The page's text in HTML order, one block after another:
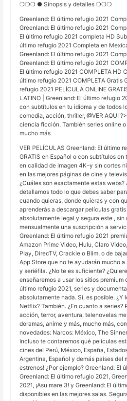
❍❍❍ ● Sinopsis y detalles ❍❍❍
Greenland: El último refugio 2021
Greenland: El último refugio 2021
El último refugio 2021 completa HD
último refugio 2021 Completa en
Greenland: El último refugio 2021
Greenland: El último refugio 2021
El último refugio 2021 COMPLETA HD
último refugio 2021 COMPLETA Gratis
refugio 2021 PELÍCULA ONLINE
LATINO | Greenland: El último refugio
con subtítulos en tu idioma y de todos
comedia, acción, thriller, @VER AQUI
ciencia ficción. También series online
mucho más
VER PELÍCULAS Greenland: El último
GRATIS en Español o con subtítulos en
en calidad de imagen 4K–y sin cortes
en las mejores páginas de cine y
¿Cuáles son exactamente estas
detallamos todo lo que debes saber
cuando quieras, donde quieras y con
aprenderás a descargar películas
absolutamente legal y segura este , sin
mensualmente una suscripción a
Greenland: El último refugio 2021
Amazon Prime Video, Hulu, Claro
Play, DirecTV, Crackle o Blim, o de
App Store que no te ayudarán mucho
y seriéfila. ¿No te es suficiente?
enseñaremos a usar los sitios premium
último refugio 2021, series y
absolutamente nada. Sí, es posible. ¿Y
Netflix? También. ¿En cuanto a series?
acción, terror, aventura, telenovelas
doramas, anime y más, mucho más,
novedades: Narcos: México, The
Incluso te contaremos qué películas
cines del Perú, México, España,
Argentina, Español y demás países del
estrenos! ¿Por ejemplo? Greenland: El
Greenland: El último refugio 2021,
2021, ¡Asu mare 3! y Greenland: El
disponibles en las mejores salas.